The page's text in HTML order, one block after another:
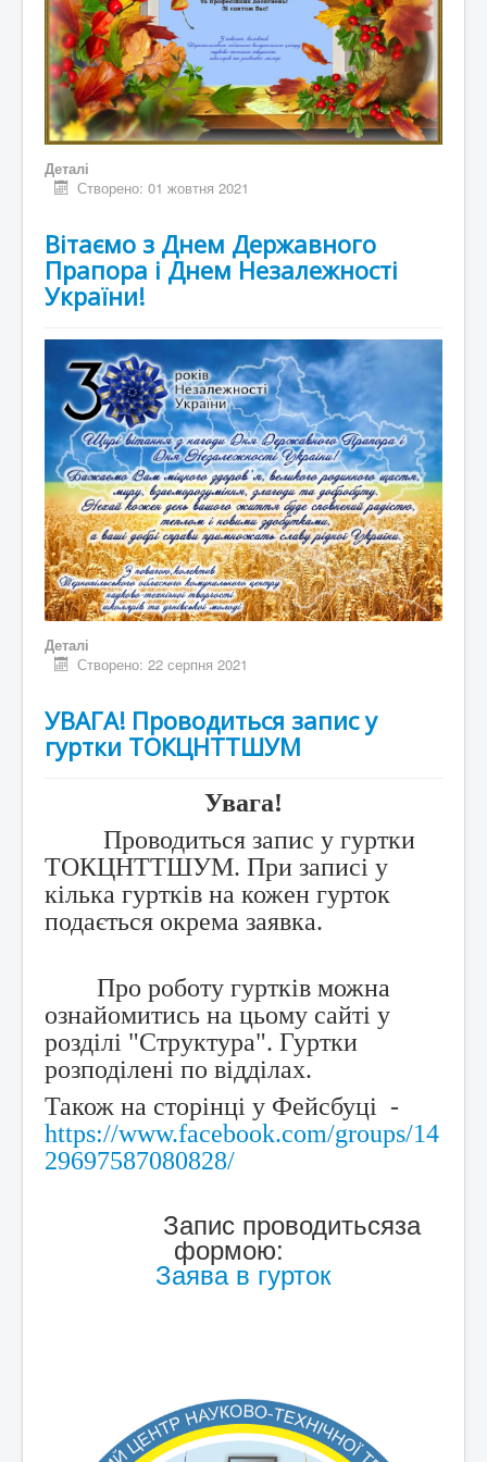
Контакти
Деталі
Створено: 01 жовтня 2021
Вітаємо з Днем Державного
Прапора і Днем Незалежності
України!
Деталі
Створено: 22 серпня 2021
УВАГА! Проводиться запис у
гуртки ТОКЦНТТШУМ
Увага!
Проводиться запис у гуртки
ТОКЦНТТШУМ. При записі у
кілька гуртків на кожен гурток
подається окрема заявка.
Про роботу гуртків можна
ознайомитись на цьому сайті у
розділі "Структура". Гуртки
розподілені по відділах.
Також на сторінці у Фейсбуці -
https://www.facebook.com/groups/14
29697587080828/
Запис проводитьсяза
формою:
Заява в гурток